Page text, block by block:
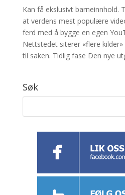
Kan få ekslusivt barneinnhold.
at verdens mest populære
ferd med å bygge en egen
Nettstedet siterer «flere
til saken. Tidlig fase Den nye
Søk